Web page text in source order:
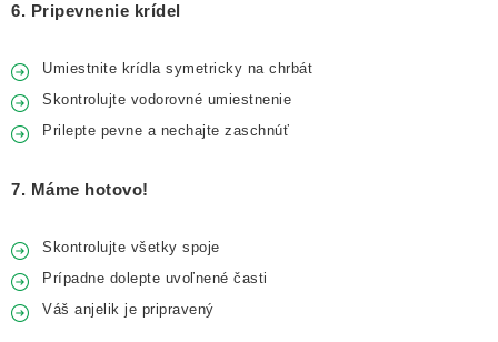
6. Pripevnenie krídel
Umiestnite krídla symetricky na chrbát
Skontrolujte vodorovné umiestnenie
Prilepte pevne a nechajte zaschnúť
7. Máme hotovo!
Skontrolujte všetky spoje
Prípadne dolepte uvoľnené časti
Váš anjelik je pripravený